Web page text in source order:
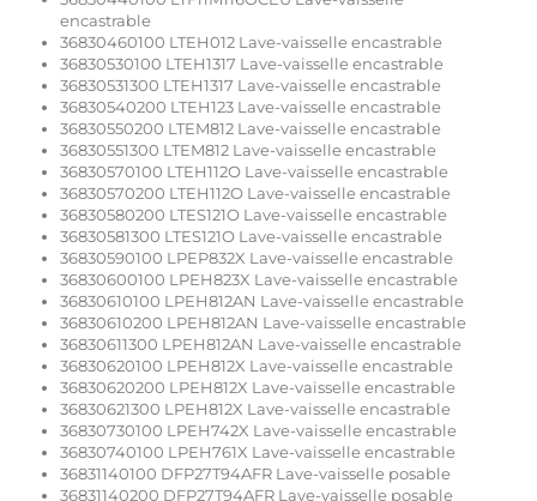
encastrable
36830460100 LTEH012 Lave-vaisselle encastrable
36830530100 LTEH1317 Lave-vaisselle encastrable
36830531300 LTEH1317 Lave-vaisselle encastrable
36830540200 LTEH123 Lave-vaisselle encastrable
36830550200 LTEM812 Lave-vaisselle encastrable
36830551300 LTEM812 Lave-vaisselle encastrable
36830570100 LTEH112O Lave-vaisselle encastrable
36830570200 LTEH112O Lave-vaisselle encastrable
36830580200 LTES121O Lave-vaisselle encastrable
36830581300 LTES121O Lave-vaisselle encastrable
36830590100 LPEP832X Lave-vaisselle encastrable
36830600100 LPEH823X Lave-vaisselle encastrable
36830610100 LPEH812AN Lave-vaisselle encastrable
36830610200 LPEH812AN Lave-vaisselle encastrable
36830611300 LPEH812AN Lave-vaisselle encastrable
36830620100 LPEH812X Lave-vaisselle encastrable
36830620200 LPEH812X Lave-vaisselle encastrable
36830621300 LPEH812X Lave-vaisselle encastrable
36830730100 LPEH742X Lave-vaisselle encastrable
36830740100 LPEH761X Lave-vaisselle encastrable
36831140100 DFP27T94AFR Lave-vaisselle posable
36831140200 DFP27T94AFR Lave-vaisselle posable